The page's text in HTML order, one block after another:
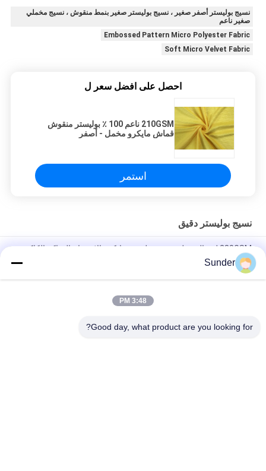
نسيج بوليستر أصفر صغير ، نسيج بوليستر صغير بنمط منقوش ، نسيج مخملي
صغير ناعم
Embossed Pattern Micro Polyester Fabric
Soft Micro Velvet Fabric
احصل على افضل سعر ل
210GSM ناعم 100 ٪ بوليستر منقوش
قماش مايكرو مخمل - أصفر
استمر
نسيج بوليستر دقيق
280GSM لينة المخملية نسيج بوليستر مايكرو الاعوجاج الحياكة الكاكي
160 سم العرض
240GSM 92 بالمائة بوليستر 8 بالمائة Spandex Weft Knitting Blue
Sunder
3:48 PM
Good day, what product are you looking for?